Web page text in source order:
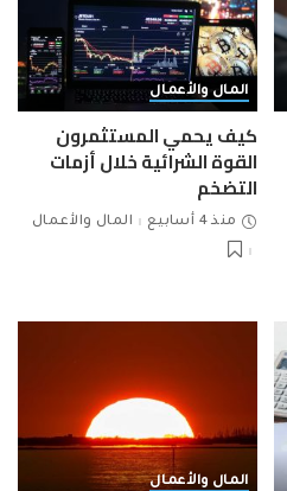
المال والأعمال
كيف يحمي المستثمرون
القوة الشرائية خلال أزمات
التضخم
منذ 4 أسابيع المال والأعمال
المال والأعمال